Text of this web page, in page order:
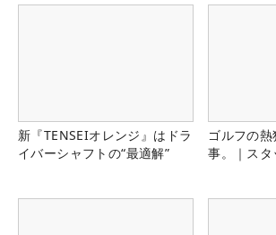
新『TENSEIオレンジ』はドラ
イバーシャフトの“最適解”
ゴルフの
事。｜ス